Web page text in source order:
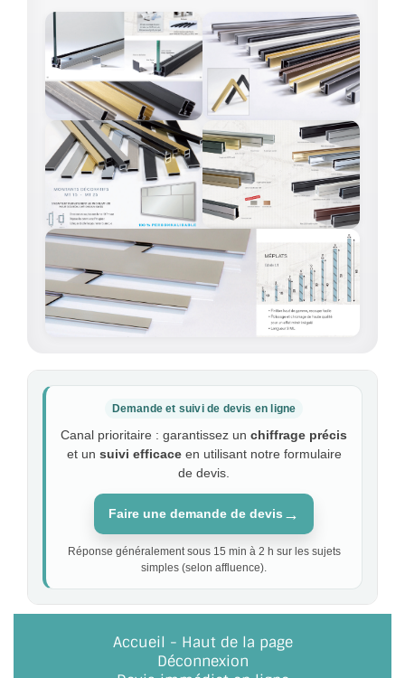
Demande et suivi de devis en ligne
Canal prioritaire : garantissez un chiffrage précis
et un suivi efficaceen utilisant notre formulaire
de devis.
Faire une demande de devis →
Réponse généralement sous 15 min à 2 h sur les sujets
simples (selon affluence).
Accueil - Haut de la page
Déconnexion